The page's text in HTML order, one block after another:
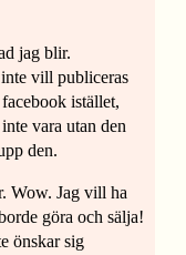
jag blir.
vill publiceras
istället,
vara utan den
den.
Wow. Jag vill ha
göra och sälja!
önskar sig